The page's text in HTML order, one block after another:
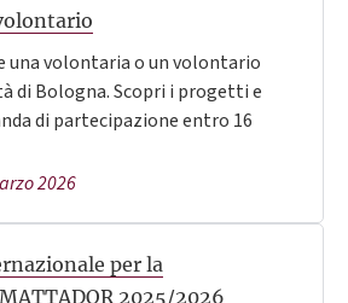
una volontaria o un volontario
di Bologna. Scopri i progetti e
di partecipazione entro 16
2026
per la
2025/2026